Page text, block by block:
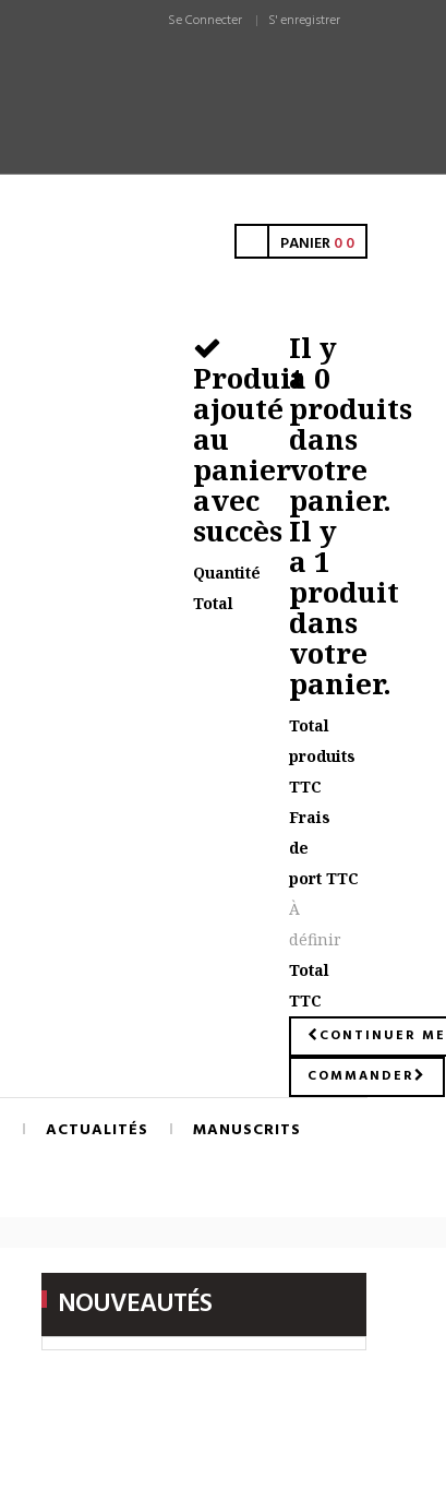
Se Connecter S' enregistrer
PANIER00
Produit
ajouté
au
panier
avec
succès
Quantité
Total
Il y
a 0
produits
dans
votre
panier.
Il y
a 1
produit
dans
votre
panier.
Total
produits
TTC
Frais
de
port TTC
À
définir
Total
TTC
CONTINUER
COMMANDER
ACTUALITÉS MANUSCRITS
NOUVEAUTÉS